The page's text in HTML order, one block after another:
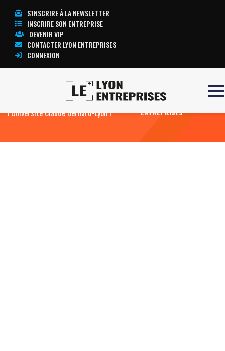
S'INSCRIRE À LA NEWSLETTER
INSCRIRE SON ENTREPRISE
DEVENIR VIP
CONTACTER LYON ENTREPRISES
CONNEXION
Un chirurgien à la tête de
l’Université Claude Bernard-Lyon I
TOUTE L’ACTUALITÉ LYON
ENTREPRISES